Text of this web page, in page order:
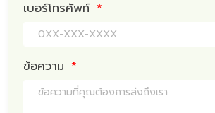
เบอร์โทรศัพท์ *
ข้อความ *